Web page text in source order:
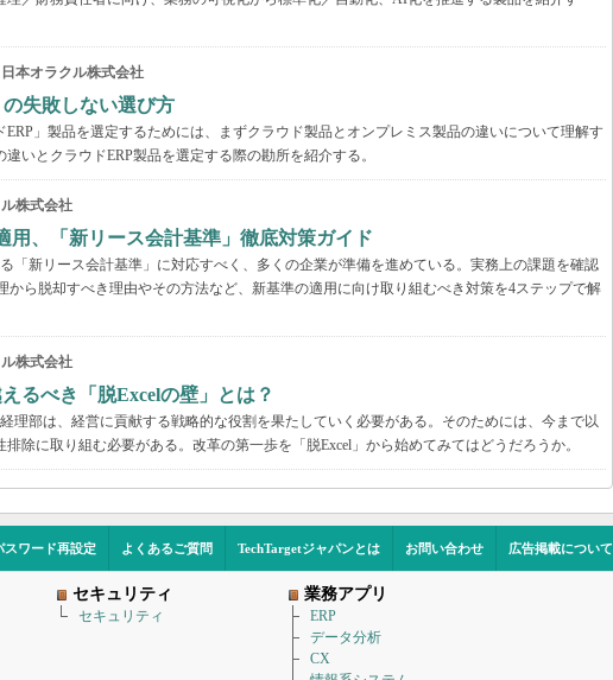
日本オラクル株式会社
の失敗しない選び方
ERP」製品を選定するためには、まずクラウド製品とオンプレミス製品の違いについて理解す
いとクラウドERP製品を選定する際の勘所を紹介する。
株式会社
用、「新リース会計基準」徹底対策ガイド
「新リース会計基準」に対応すべく、多くの企業が準備を進めている。実務上の課題を確認
から脱却すべき理由やその方法など、新基準の適用に向け取り組むべき対策を4ステップで解
株式会社
るべき「脱Excelの壁」とは？
理部は、経営に貢献する戦略的な役割を果たしていく必要がある。そのためには、今まで以
除に取り組む必要がある。改革の第一歩を「脱Excel」から始めてみてはどうだろうか。
スワード再設定 よくあるご質問 TechTargetジャパンとは お問い合わせ 広告掲載について
セキュリティ
セキュリティ
業務アプリ
ERP
データ分析
CX